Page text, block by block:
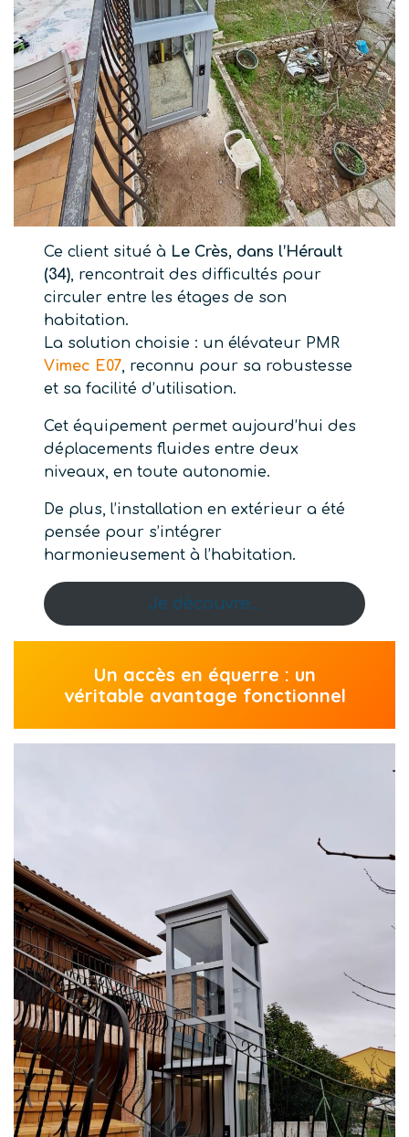
Ce client situé à Le Crès, dans l’Hérault
(34), rencontrait des difficultés pour
circuler entre les étages de son
habitation.
La solution choisie : un élévateur PMR
Vimec E07, reconnu pour sa robustesse
et sa facilité d’utilisation.
Cet équipement permet aujourd’hui des
déplacements fluides entre deux
niveaux, en toute autonomie.
De plus, l’installation en extérieur a été
pensée pour s’intégrer
harmonieusement à l’habitation.
Je découvre…
Un accès en équerre : un
véritable avantage fonctionnel